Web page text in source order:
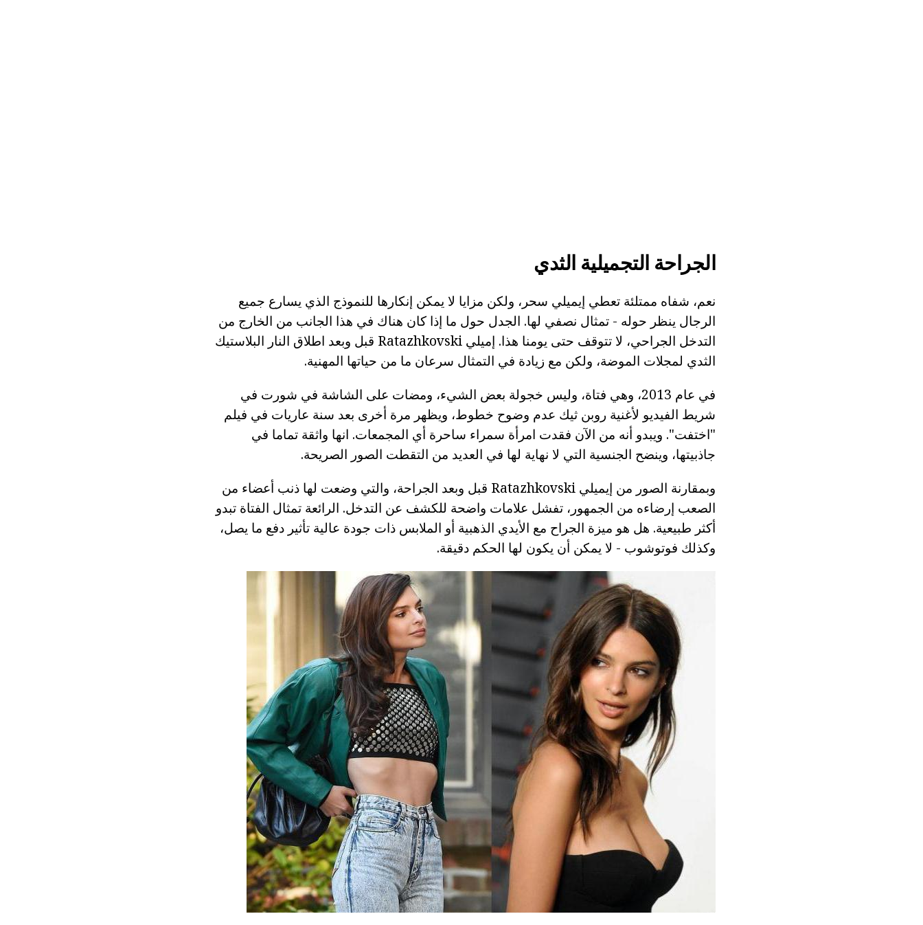
الجراحة التجميلية الثدي
نعم، شفاه ممتلئة تعطي إيميلي سحر، ولكن مزايا لا يمكن إنكارها للنموذج الذي يسارع جميع
الرجال ينظر حوله - تمثال نصفي لها. الجدل حول ما إذا كان هناك في هذا الجانب من الخارج من
التدخل الجراحي، لا تتوقف حتى يومنا هذا. إميلي Ratazhkovski قبل وبعد اطلاق النار البلاستيك
الثدي لمجلات الموضة، ولكن مع زيادة في التمثال سرعان ما من حياتها المهنية.
في عام 2013، وهي فتاة، وليس خجولة بعض الشيء، ومضات على الشاشة في شورت في
شريط الفيديو لأغنية روبن ثيك عدم وضوح خطوط، ويظهر مرة أخرى بعد سنة عاريات في فيلم
"اختفت". ويبدو أنه من الآن فقدت امرأة سمراء ساحرة أي المجمعات. انها واثقة تماما في
جاذبيتها، وينضح الجنسية التي لا نهاية لها في العديد من التقطت الصور الصريحة.
وبمقارنة الصور من إيميلي Ratazhkovski قبل وبعد الجراحة، والتي وضعت لها ذنب أعضاء من
الصعب إرضاءه من الجمهور، تفشل علامات واضحة للكشف عن التدخل. الرائعة تمثال الفتاة تبدو
أكثر طبيعية. هل هو ميزة الجراح مع الأيدي الذهبية أو الملابس ذات جودة عالية تأثير دفع ما يصل،
وكذلك فوتوشوب - لا يمكن أن يكون لها الحكم دقيقة.